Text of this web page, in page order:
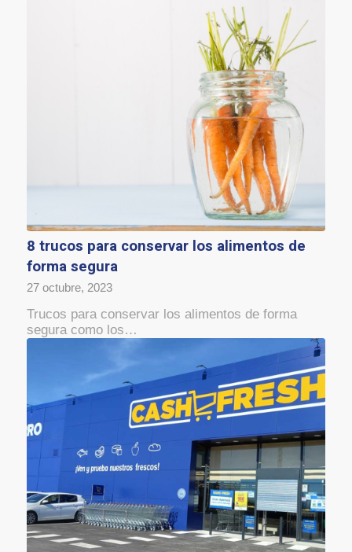
8 trucos para conservar los alimentos de
forma segura
27 octubre, 2023
Trucos para conservar los alimentos de forma
segura como los…